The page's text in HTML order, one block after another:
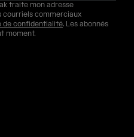
traite mon adresse
courriels commerciaux
de confidentialité. Les abonnés
moment.